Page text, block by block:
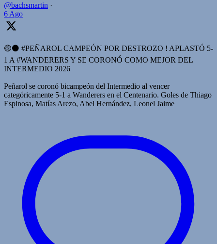
@bachsmartin ·
6 Ago
🟡⚫️ #PEÑAROL CAMPEÓN POR DESTROZO ! APLASTÓ 5-
1 A #WANDERERS Y SE CORONÓ COMO MEJOR DEL
INTERMEDIO 2026
Peñarol se coronó bicampeón del Intermedio al vencer
categóricamente 5-1 a Wanderers en el Centenario. Goles de Thiago
Espinosa, Matías Arezo, Abel Hernández, Leonel Jaime